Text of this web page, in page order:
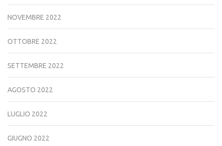
NOVEMBRE 2022
OTTOBRE 2022
SETTEMBRE 2022
AGOSTO 2022
LUGLIO 2022
GIUGNO 2022